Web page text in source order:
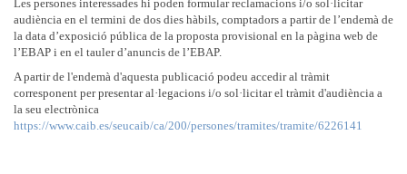
Les persones interessades hi poden formular reclamacions i/o sol·licitar
audiència en el termini de dos dies hàbils, comptadors a partir de l’endemà de
la data d’exposició pública de la proposta provisional en la pàgina web de
l’EBAP i en el tauler d’anuncis de l’EBAP.
A partir de l'endemà d'aquesta publicació podeu accedir al tràmit
corresponent per presentar al·legacions i/o sol·licitar el tràmit d'audiència a
la seu electrònica
https://www.caib.es/seucaib/ca/200/persones/tramites/tramite/6226141